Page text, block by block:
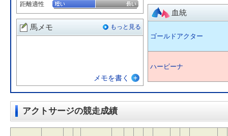
距離適性
馬メモ もっと見る
メモを書く
血統
ゴールドアクター
ハービーナ
アクトサージの競走成績